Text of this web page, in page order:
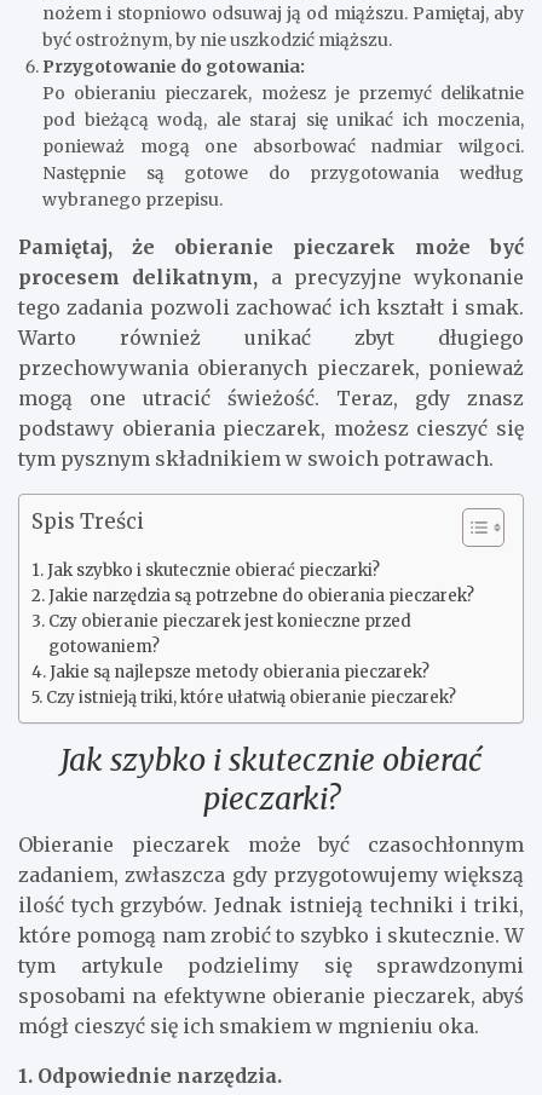
nożem i stopniowo odsuwaj ją od miąższu. Pamiętaj, aby
być ostrożnym, by nie uszkodzić miąższu.
Przygotowanie do gotowania:
Po obieraniu pieczarek, możesz je przemyć delikatnie
pod bieżącą wodą, ale staraj się unikać ich moczenia,
ponieważ mogą one absorbować nadmiar wilgoci.
Następnie są gotowe do przygotowania według
wybranego przepisu.
Pamiętaj, że obieranie pieczarek może być
procesem delikatnym, a precyzyjne wykonanie
tego zadania pozwoli zachować ich kształt i smak.
Warto również unikać zbyt długiego
przechowywania obieranych pieczarek, ponieważ
mogą one utracić świeżość. Teraz, gdy znasz
podstawy obierania pieczarek, możesz cieszyć się
tym pysznym składnikiem w swoich potrawach.
Spis Treści
Jak szybko i skutecznie obierać pieczarki?
Jakie narzędzia są potrzebne do obierania pieczarek?
Czy obieranie pieczarek jest konieczne przed
gotowaniem?
Jakie są najlepsze metody obierania pieczarek?
Czy istnieją triki, które ułatwią obieranie pieczarek?
Jak szybko i skutecznie obierać
pieczarki?
Obieranie pieczarek może być czasochłonnym
zadaniem, zwłaszcza gdy przygotowujemy większą
ilość tych grzybów. Jednak istnieją techniki i triki,
które pomogą nam zrobić to szybko i skutecznie. W
tym artykule podzielimy się sprawdzonymi
sposobami na efektywne obieranie pieczarek, abyś
mógł cieszyć się ich smakiem w mgnieniu oka.
1. Odpowiednie narzędzia.